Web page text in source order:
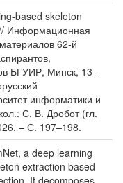
based skeleton
Информационная
62-й
БГУИР, Минск, 13–
информатики и
С. В. Дробот (гл.
– С. 197–198.
a deep learning
extraction based
It decomposes